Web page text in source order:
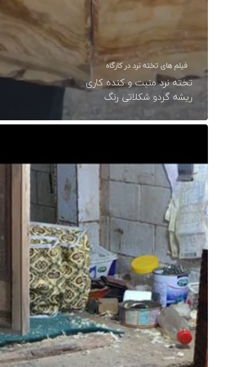
فیلم های تخته نرد در کارگاه
تخته نرد منبت و کنده کاری
ریشه گردو شکلاتی رنگ